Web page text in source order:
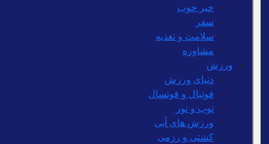
خبر خوب
سفر
سلامت و تغذیه
مشاوره
ورزش
دنیای ورزش
فوتبال و فوتسال
توپ و تور
ورزش های آبی
کشتی و رزمی